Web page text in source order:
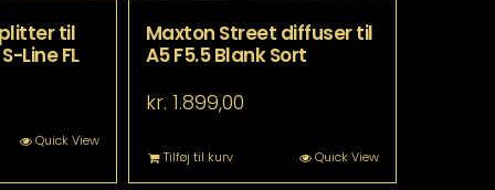
til
Line FL
Quick View
Maxton Street diffuser til
A5 F5.5 Blank Sort
kr. 1.899,00
Tilføj til kurv Quick View